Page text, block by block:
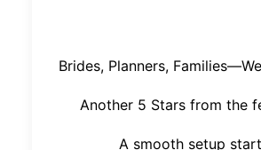
Brides, Planners,
Another 5 Stars from the
A smooth setup